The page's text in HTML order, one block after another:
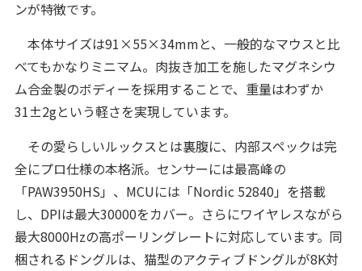
ンが特徴です。
本体サイズは91×55×34mmと、一般的なマウスと比
べてもかなりミニマム。肉抜き加工を施したマグネシウ
ム合金製のボディーを採用することで、重量はわずか
31±2gという軽さを実現しています。
その愛らしいルックスとは裏腹に、内部スペックは完
全にプロ仕様の本格派。センサーには最高峰の
「PAW3950HS」、MCUには「Nordic 52840」を搭載
し、DPIは最大30000をカバー。さらにワイヤレスながら
最大8000Hzの高ポーリングレートに対応しています。同
梱されるドングルは、猫型のアクティブドングルが8K対